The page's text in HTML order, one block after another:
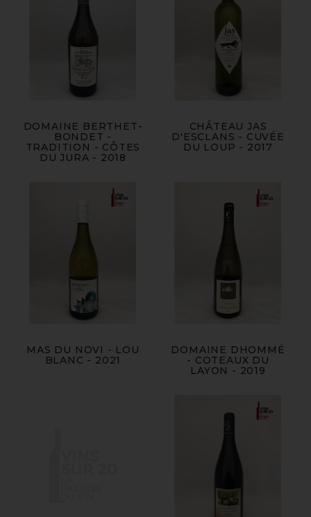
DOMAINE BERTHET-
BONDET -
TRADITION - CÔTES
DU JURA - 2018
CHÂTEAU JAS
D'ESCLANS - CUVÉE
DU LOUP - 2017
MAS DU NOVI - LOU
BLANC - 2021
DOMAINE DHOMMÉ
- COTEAUX DU
LAYON - 2019